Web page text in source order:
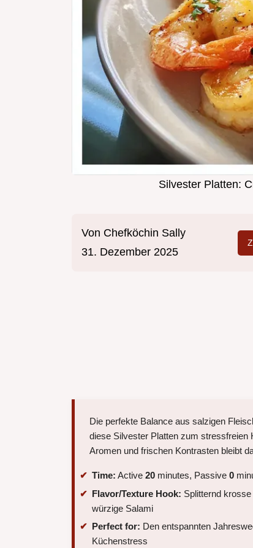
Silvester Platten:
Von Chefköchin Sally
31. Dezember 2025
Die perfekte Balance aus salzigen
diese Silvester Platten zum stressfreien
Aromen und frischen Kontrasten bleibt
Time: Active 20 minutes, Passive 0
Flavor/Texture Hook: Splitternd
würzige Salami
Perfect for: Den entspannten
Küchenstress